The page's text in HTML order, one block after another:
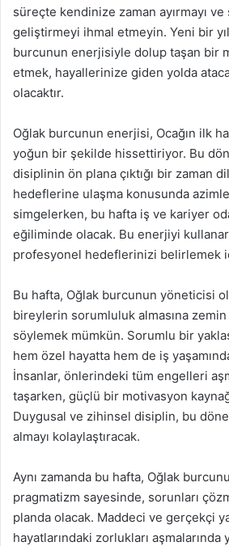
süreçte kendinize zaman ayırmayı ve
geliştirmeyi ihmal etmeyin. Yeni bir
burcunun enerjisiyle dolup taşan bir
etmek, hayallerinize giden yolda
olacaktır.
Oğlak burcunun enerjisi, Ocağın ilk
yoğun bir şekilde hissettiriyor. Bu
disiplinin ön plana çıktığı bir zaman
hedeflerine ulaşma konusunda azimle
simgelerken, bu hafta iş ve kariyer
eğiliminde olacak. Bu enerjiyi
profesyonel hedeflerinizi belirlemek
Bu hafta, Oğlak burcunun yöneticisi
bireylerin sorumluluk almasına zemin
söylemek mümkün. Sorumlu bir
hem özel hayatta hem de iş
İnsanlar, önlerindeki tüm engelleri
taşarken, güçlü bir motivasyon
Duygusal ve zihinsel disiplin, bu
almayı kolaylaştıracak.
Aynı zamanda bu hafta, Oğlak
pragmatizm sayesinde, sorunları
planda olacak. Maddeci ve gerçekçi
hayatlarındaki zorlukları aşmalarında